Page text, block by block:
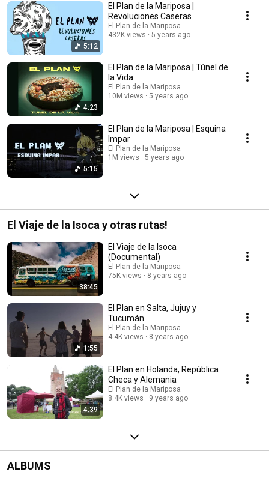
5:12
El Plan de la Mariposa |
Revoluciones Caseras
El Plan de la Mariposa
432K views
5 years ago
4:23
El Plan de la Mariposa | Túnel de
la Vida
El Plan de la Mariposa
10M views
5 years ago
5:15
El Plan de la Mariposa | Esquina
Impar
El Plan de la Mariposa
1M views
5 years ago
El Viaje de la Isoca y otras rutas!
38:45
El Viaje de la Isoca
(Documental)
El Plan de la Mariposa
75K views
8 years ago
1:55
El Plan en Salta, Jujuy y
Tucumán
El Plan de la Mariposa
4.4K views
8 years ago
4:39
El Plan en Holanda, República
Checa y Alemania
El Plan de la Mariposa
8.4K views
9 years ago
ALBUMS